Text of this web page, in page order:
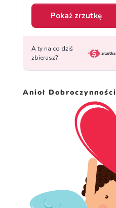
Anioł Dobroczynności